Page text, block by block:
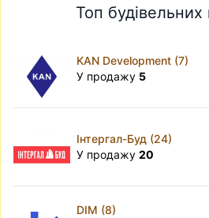
Топ будівельних
KAN Development (7)
У продажу 5
Інтергал-Буд (24)
У продажу 20
DIM (8)